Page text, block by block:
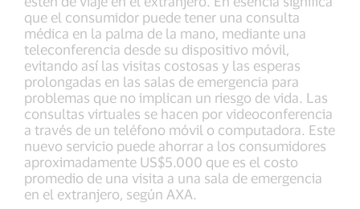
que el consumidor puede tener una consulta
médica en la palma de la mano, mediante una
teleconferencia desde su dispositivo móvil,
evitando así las visitas costosas y las esperas
prolongadas en las salas de emergencia para
problemas que no implican un riesgo de vida. Las
consultas virtuales se hacen por videoconferencia
a través de un teléfono móvil o computadora. Este
nuevo servicio puede ahorrar a los consumidores
aproximadamente US$5.000 que es el costo
promedio de una visita a una sala de emergencia
en el extranjero, según AXA.